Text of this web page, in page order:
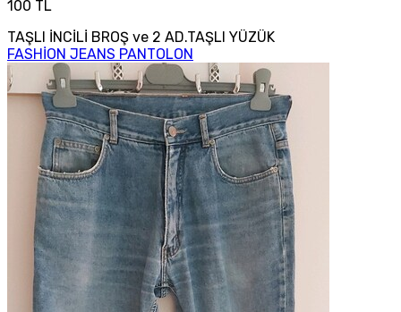
100 TL
TAŞLI İNCİLİ BROŞ ve 2 AD.TAŞLI YÜZÜK
FASHİON JEANS PANTOLON